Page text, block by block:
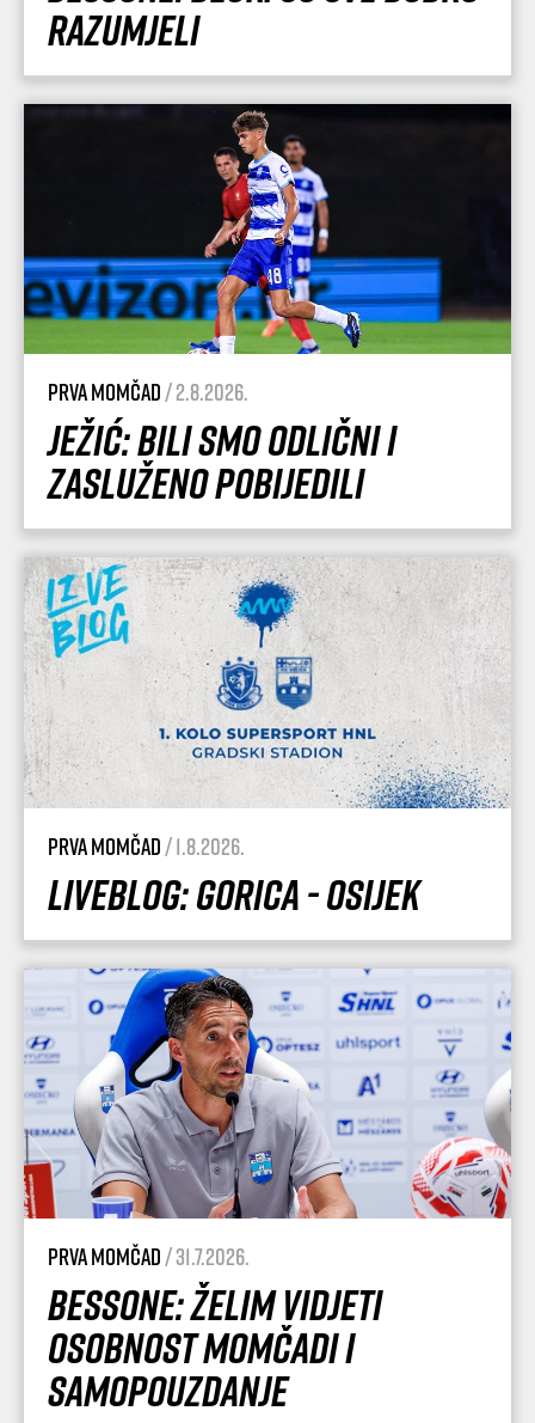
razumjeli
Prva momčad/ 2.8.2026.
Ježić: Bili smo odlični i
zasluženo pobijedili
Prva momčad/ 1.8.2026.
Liveblog: Gorica - Osijek
Prva momčad/ 31.7.2026.
Bessone: Želim vidjeti
osobnost momčadi i
samopouzdanje